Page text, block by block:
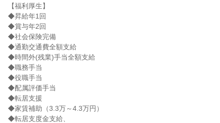
【福利厚生】
◆昇給年1回
◆賞与年2回
◆社会保険完備
◆通勤交通費全額支給
◆時間外(残業)手当全額支給
◆職務手当
◆役職手当
◆配属評価手当
◆転居支援
◆家賃補助（3.3万～4.3万円）
◆転居支度金支給、